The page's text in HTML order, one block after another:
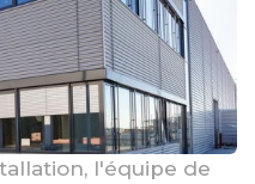
l'équipe de